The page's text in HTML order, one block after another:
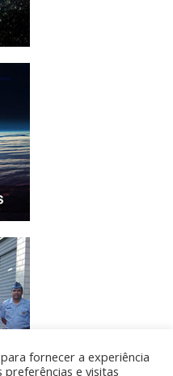
fornecer a experiência
e visitas